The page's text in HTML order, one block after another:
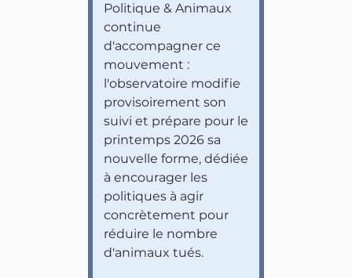
Politique & Animaux
continue
d'accompagner ce
mouvement :
l'observatoire modifie
provisoirement son
suivi et prépare pour le
printemps 2026 sa
nouvelle forme, dédiée
à encourager les
politiques à agir
concrètement pour
réduire le nombre
d'animaux tués.